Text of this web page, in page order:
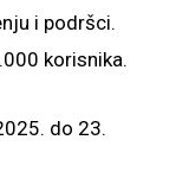
i podršci.
korisnika.
do 23.